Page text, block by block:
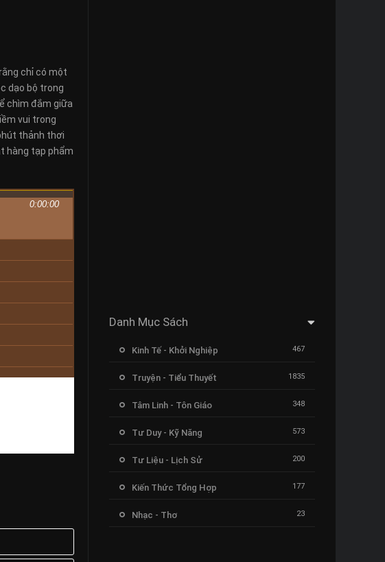
chỉ có một
dạo bộ trong
chìm đắm giữa
vui trong
thảnh thơi
hàng tạp phẩm
0:00:00
Danh Mục Sách
Kinh Tế - Khởi Nghiệp 467
Truyện - Tiểu Thuyết 1835
Tâm Linh - Tôn Giáo 348
Tư Duy - Kỹ Năng 573
Tư Liệu - Lịch Sử 200
Kiến Thức Tổng Hợp 177
Nhạc - Thơ 23